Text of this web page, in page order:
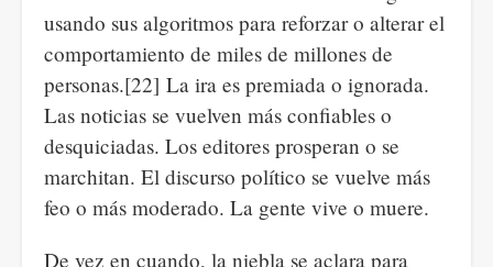
usando sus algoritmos para reforzar o alterar el
comportamiento de miles de millones de
personas.[22] La ira es premiada o ignorada.
Las noticias se vuelven más confiables o
desquiciadas. Los editores prosperan o se
marchitan. El discurso político se vuelve más
feo o más moderado. La gente vive o muere.
De vez en cuando, la niebla se aclara para